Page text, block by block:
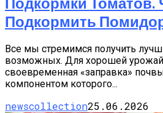
Подкормить
Все мы стремимся получить
возможных. Для хорошей
своевременная «заправка»
компонентом которого...
newscollection25.06.2026